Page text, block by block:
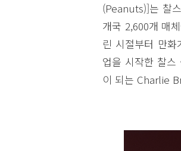
(Peanuts)]는 찰
개국 2,600개 매
린 시절부터 만
업을 시작한 찰
이 되는 Charlie